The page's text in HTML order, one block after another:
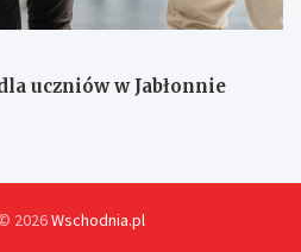
uczniów w Jabłonnie
2026Wschodnia.pl